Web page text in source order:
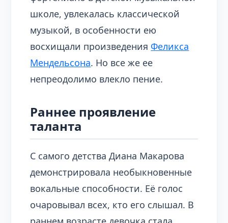
школе, увлекалась классической
музыкой, в особенности ею
восхищали произведения Феликса
Мендельсона. Но все же ее
непреодолимо влекло пение.
Раннее проявление
таланта
С самого детства Диана Макарова
демонстрировала необыкновенные
вокальные способности. Её голос
очаровывал всех, кто его слышал. В